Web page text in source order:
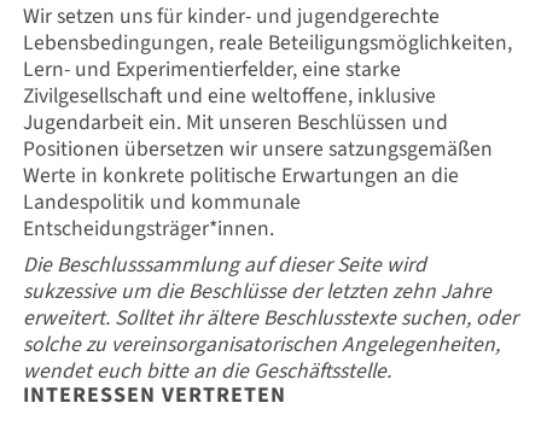
INTERESSEN VERTRETEN
Wir setzen uns für kinder- und jugendgerechte
Lebensbedingungen, reale Beteiligungsmöglichkeiten,
Lern- und Experimentierfelder, eine starke
Zivilgesellschaft und eine weltoffene, inklusive
Jugendarbeit ein. Mit unseren Beschlüssen und
Positionen übersetzen wir unsere satzungsgemäßen
Werte in konkrete politische Erwartungen an die
Landespolitik und kommunale
Entscheidungsträger*innen.
Die Beschlusssammlung auf dieser Seite wird
sukzessive um die Beschlüsse der letzten zehn Jahre
erweitert. Solltet ihr ältere Beschlusstexte suchen, oder
solche zu vereinsorganisatorischen Angelegenheiten,
wendet euch bitte an die Geschäftsstelle.